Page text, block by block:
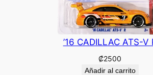
’16 CADILLAC ATS-V
₡2500
Añadir al carrito